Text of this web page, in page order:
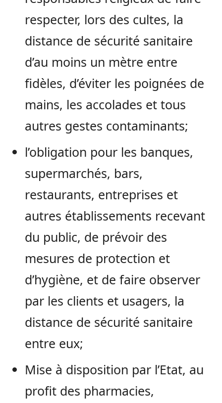
respecter, lors des cultes, la
distance de sécurité sanitaire
d’au moins un mètre entre
fidèles, d’éviter les poignées de
mains, les accolades et tous
autres gestes contaminants;
l’obligation pour les banques,
supermarchés, bars,
restaurants, entreprises et
autres établissements recevant
du public, de prévoir des
mesures de protection et
d’hygiène, et de faire observer
par les clients et usagers, la
distance de sécurité sanitaire
entre eux;
Mise à disposition par l’Etat, au
profit des pharmacies,